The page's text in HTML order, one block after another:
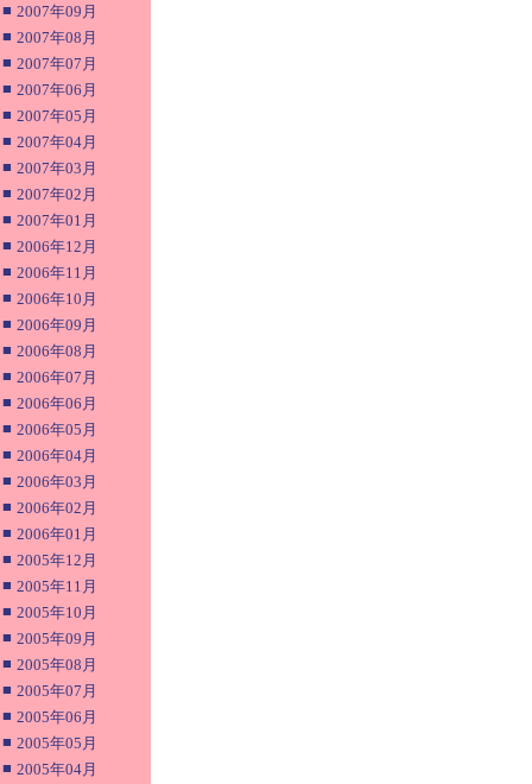
■ 2007年09月
■ 2007年08月
■ 2007年07月
■ 2007年06月
■ 2007年05月
■ 2007年04月
■ 2007年03月
■ 2007年02月
■ 2007年01月
■ 2006年12月
■ 2006年11月
■ 2006年10月
■ 2006年09月
■ 2006年08月
■ 2006年07月
■ 2006年06月
■ 2006年05月
■ 2006年04月
■ 2006年03月
■ 2006年02月
■ 2006年01月
■ 2005年12月
■ 2005年11月
■ 2005年10月
■ 2005年09月
■ 2005年08月
■ 2005年07月
■ 2005年06月
■ 2005年05月
■ 2005年04月